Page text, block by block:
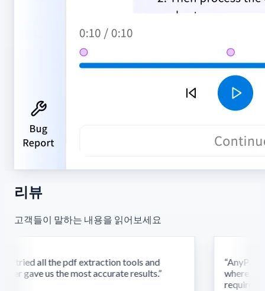
리뷰
고객들이 말하는 내용을 읽어보세요
tried all the pdf extraction tools and
gave us the most accurate results.”
where
require